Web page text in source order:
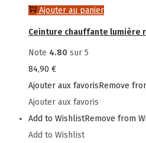
page
Ajouter au panier
Ceinture chauffante
Note 4.80 sur 5
84,90 €
Ajouter aux favorisRemove
Ajouter aux favoris
Add to WishlistRemove from
Add to Wishlist